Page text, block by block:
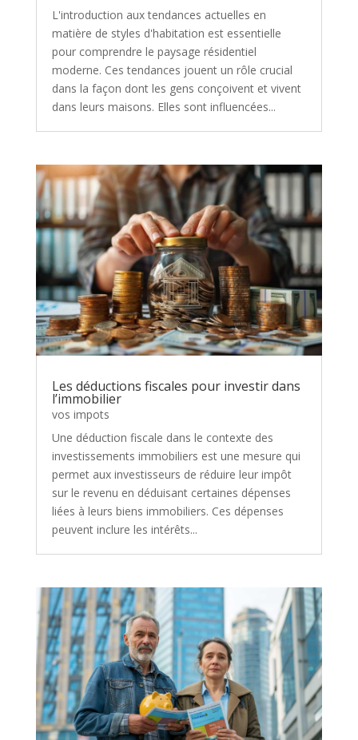
L'introduction aux tendances actuelles en
matière de styles d'habitation est essentielle
pour comprendre le paysage résidentiel
moderne. Ces tendances jouent un rôle crucial
dans la façon dont les gens conçoivent et vivent
dans leurs maisons. Elles sont influencées...
Les déductions fiscales pour investir dans
l’immobilier
vos impots
Une déduction fiscale dans le contexte des
investissements immobiliers est une mesure qui
permet aux investisseurs de réduire leur impôt
sur le revenu en déduisant certaines dépenses
liées à leurs biens immobiliers. Ces dépenses
peuvent inclure les intérêts...